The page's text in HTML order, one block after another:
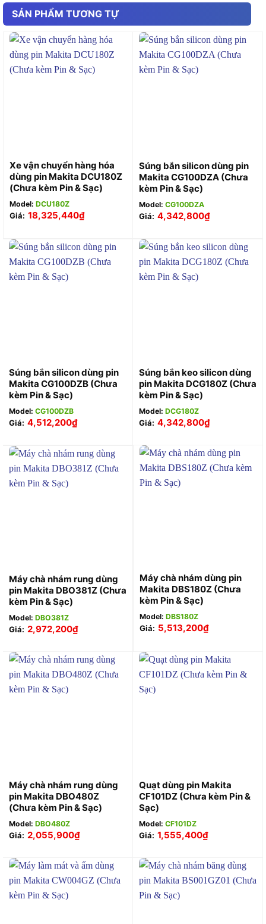
SẢN PHẨM TƯƠNG TỰ
Xe vận chuyển hàng hóa
dùng pin Makita DCU180Z
(Chưa kèm Pin & Sạc)
Model: DCU180Z
Giá: 18,325,440₫
Súng bắn silicon dùng pin
Makita CG100DZA (Chưa
kèm Pin & Sạc)
Model: CG100DZA
Giá: 4,342,800₫
Súng bắn silicon dùng pin
Makita CG100DZB (Chưa
kèm Pin & Sạc)
Model: CG100DZB
Giá: 4,512,200₫
Súng bắn keo silicon dùng
pin Makita DCG180Z (Chưa
kèm Pin & Sạc)
Model: DCG180Z
Giá: 4,342,800₫
Máy chà nhám rung dùng
pin Makita DBO381Z (Chưa
kèm Pin & Sạc)
Model: DBO381Z
Giá: 2,972,200₫
Máy chà nhám dùng pin
Makita DBS180Z (Chưa
kèm Pin & Sạc)
Model: DBS180Z
Giá: 5,513,200₫
Máy chà nhám rung dùng
pin Makita DBO480Z
(Chưa kèm Pin & Sạc)
Model: DBO480Z
Giá: 2,055,900₫
Quạt dùng pin Makita
CF101DZ (Chưa kèm Pin &
Sạc)
Model: CF101DZ
Giá: 1,555,400₫